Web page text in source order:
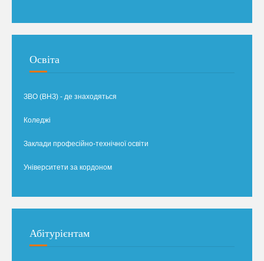
Освіта
ЗВО (ВНЗ) - де знаходяться
Коледжі
Заклади професійно-технічної освіти
Університети за кордоном
Абітурієнтам